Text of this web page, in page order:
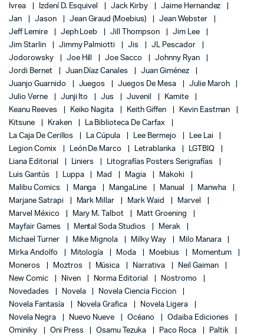
Ivrea
Izdení D. Esquivel Jack Kirby
Jaime Hernandez
Jan
Jason Jean Giraud (Moebius)
Jean Webster
Jeff Lemire
Jeph Loeb Jill Thompson
Jim Lee
Jim Starlin
Jimmy Palmiotti Jis
JL Pescador
Jodorowsky
Joe Hill Joe Sacco
Johnny Ryan
Jordi Bernet
Juan Díaz Canales
Juan Giménez
Juanjo Guarnido
Juegos Juegos De Mesa
Julie Maroh
Julio Verne
Junji Ito Jus Juvenil
Kamite
Keanu Reeves
Keiko Nagita Keith Giffen
Kevin Eastman
Kitsune
Kraken
La Biblioteca De Carfax
La Caja De Cerillos
La Cúpula Lee Bermejo
Lee Lai
Legion Comix
León De Marco Letrablanka
LGTBIQ
Liana Editorial
Liniers
Litografías Posters Serigrafías
Luis Gantús
Luppa Mad Magia
Makoki
Malibu Comics
Manga MangaLine Manual
Manwha
Marjane Satrapi
Mark Millar Mark Waid
Marvel
Marvel México
Mary M. Talbot
Matt Groening
Mayfair Games
Mental Soda Studios
Merak
Michael Turner
Mike Mignola Milky Way
Milo Manara
Mirka Andolfo
Mitología Moda Moebius
Momentum
Moneros
Moztros Música Narrativa
Neil Gaiman
New Comic
Niven Norma Editorial
Nostromo
Novedades
Novela
Novela Ciencia Ficcion
Novela Fantasía
Novela Grafica
Novela Ligera
Novela Negra
Nuevo Nueve Océano
Odaiba Ediciones
Ominiky
Oni Press Osamu Tezuka Paco Roca
Paltik